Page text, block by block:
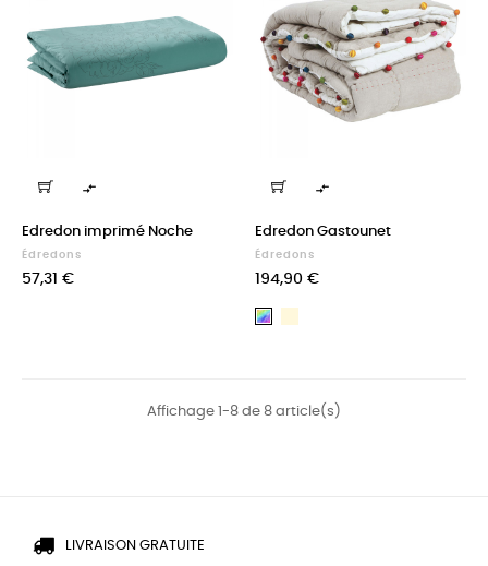

Edredon imprimé Noche
Édredons
Prix
57,31 €

Edredon Gastounet
Édredons
Prix
194,90 €
Multicolore
Affichage 1-8 de 8 article(s)
LIVRAISON GRATUITE